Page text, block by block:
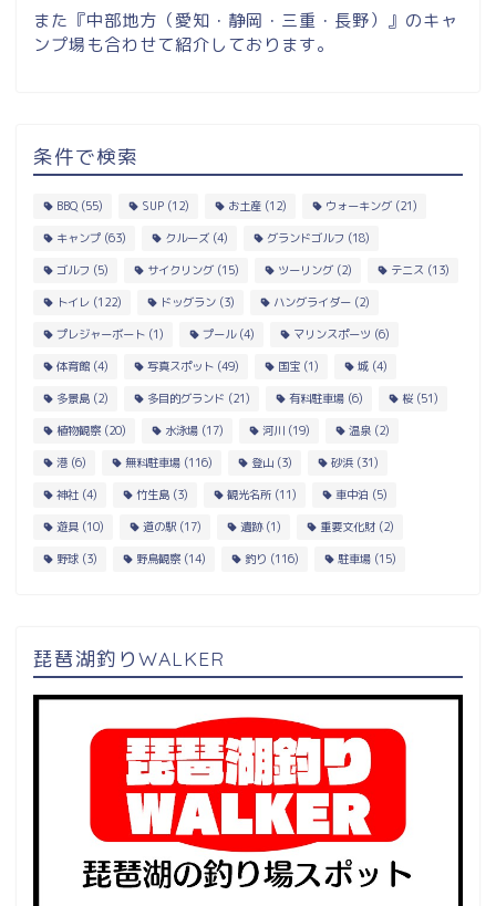
また『中部地方（愛知・静岡・三重・長野）』のキャ
ンプ場も合わせて紹介しております。
条件で検索
BBQ (55) SUP (12) お土産 (12) ウォーキング (21)
キャンプ (63) クルーズ (4) グランドゴルフ (18)
ゴルフ (5) サイクリング (15) ツーリング (2) テニス (13)
トイレ (122) ドッグラン (3) ハングライダー (2)
プレジャーボート (1) プール(4) マリンスポーツ (6)
体育館 (4) 写真スポット (49) 国宝 (1) 城 (4)
多景島 (2) 多目的グランド (21) 有料駐車場 (6) 桜 (51)
植物観察 (20) 水泳場 (17) 河川 (19) 温泉 (2)
港 (6) 無料駐車場 (116) 登山 (3) 砂浜 (31)
神社 (4) 竹生島 (3) 観光名所 (11) 車中泊 (5)
遊具 (10) 道の駅 (17) 遺跡(1) 重要文化財 (2)
野球 (3) 野鳥観察 (14) 釣り (116) 駐車場 (15)
琵琶湖釣りWALKER